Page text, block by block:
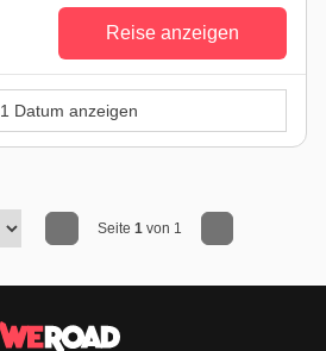
Reise anzeigen
1 Datum anzeigen
Seite 1von 1